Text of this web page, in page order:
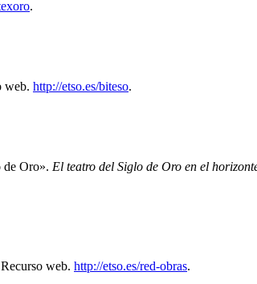
.
web. http://etso.es/biteso.
de Oro». El teatro del Siglo de Oro en el
Recurso web. http://etso.es/red-obras.